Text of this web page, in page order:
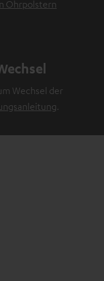
Ohrpolstern
Wechsel der
.